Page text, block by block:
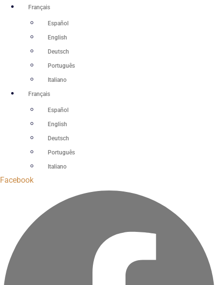
Aller
Français
Español
English
Deutsch
Português
Italiano
Français
Español
English
Deutsch
Português
Italiano
Facebook